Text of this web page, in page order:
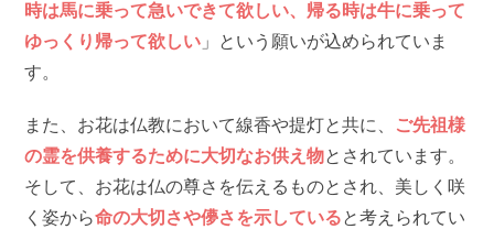
時は馬に乗って急いできて欲しい、帰る時は牛に乗って
ゆっくり帰って欲しい 」という願いが込められていま
す。
また、お花は仏教において線香や提灯と共に、 ご先祖様
の霊を供養するために大切なお供え物とされています。
そして、お花は仏の尊さを伝えるものとされ、美しく咲
く姿から命の大切さや儚さを示していると考えられてい